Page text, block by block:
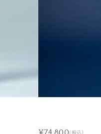
(税込)